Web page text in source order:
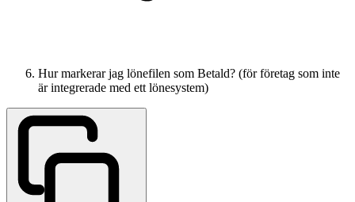
Hur markerar jag lönefilen som Betald? (för företag som inte
är integrerade med ett lönesystem)